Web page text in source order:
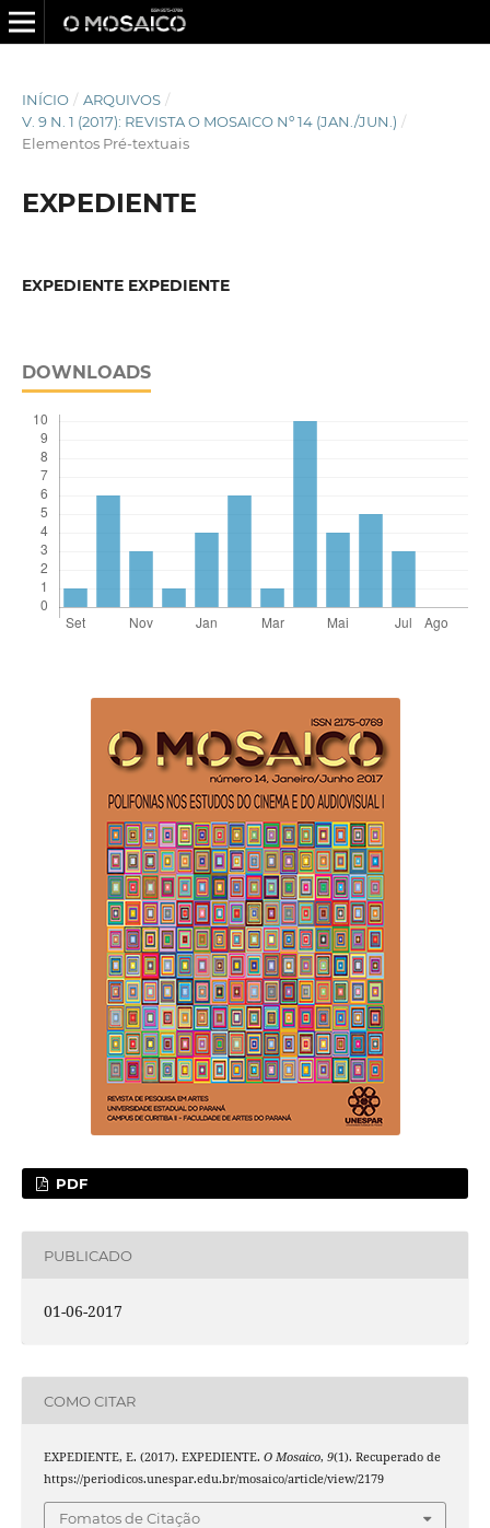
INÍCIO / ARQUIVOS /
V. 9 N. 1 (2017): REVISTA O MOSAICO Nº 14 (JAN./JUN.) /
Elementos Pré-textuais
EXPEDIENTE
EXPEDIENTE EXPEDIENTE
DOWNLOADS
PDF
PUBLICADO
01-06-2017
COMO CITAR
EXPEDIENTE, E. (2017). EXPEDIENTE. O Mosaico, 9(1). Recuperado de
https://periodicos.unespar.edu.br/mosaico/article/view/2179
Fomatos de Citação